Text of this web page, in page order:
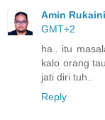
Amin
GMT+2
ha.. itu
kalo orang
jati diri tuh..
Reply